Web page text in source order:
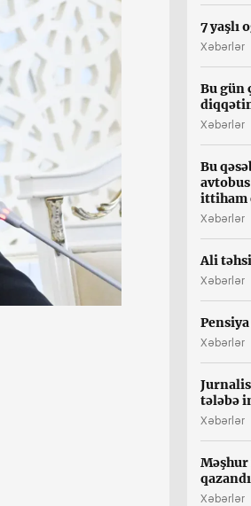
7 yaşlı
Xəbərlər
Bu gün
Xəbərlər
Bu
ittiham
Xəbərlər
Ali
Xəbərlər
Xəbərlər
tələbə
Xəbərlər
Xəbərlər